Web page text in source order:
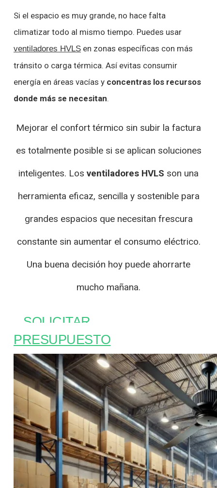
Si el espacio es muy grande, no hace falta
climatizar todo al mismo tiempo. Puedes usar
ventiladores HVLS en zonas específicas con más
tránsito o carga térmica. Así evitas consumir
energía en áreas vacías y concentras los recursos
donde más se necesitan.
Mejorar el confort térmico sin subir la factura
es totalmente posible si se aplican soluciones
inteligentes. Los ventiladores HVLS son una
herramienta eficaz, sencilla y sostenible para
grandes espacios que necesitan frescura
constante sin aumentar el consumo eléctrico.
Una buena decisión hoy puede ahorrarte
mucho mañana.
SOLICITAR
PRESUPUESTO